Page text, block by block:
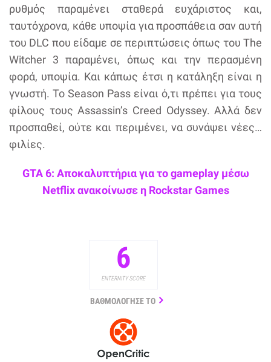
ρυθμός παραμένει σταθερά ευχάριστος και,
ταυτόχρονα, κάθε υποψία για προσπάθεια σαν αυτή
του DLC που είδαμε σε περιπτώσεις όπως του The
Witcher 3 παραμένει, όπως και την περασμένη
φορά, υποψία. Και κάπως έτσι η κατάληξη είναι η
γνωστή. Το Season Pass είναι ό,τι πρέπει για τους
φίλους τους Assassin’s Creed Odyssey. Αλλά δεν
προσπαθεί, ούτε και περιμένει, να συνάψει νέες…
φιλίες.
GTA 6: Αποκαλυπτήρια για το gameplay μέσω
Netflix ανακοίνωσε η Rockstar Games
6
ENTERNITY SCORE
ΒΑΘΜΟΛΟΓΗΣΕ ΤΟ